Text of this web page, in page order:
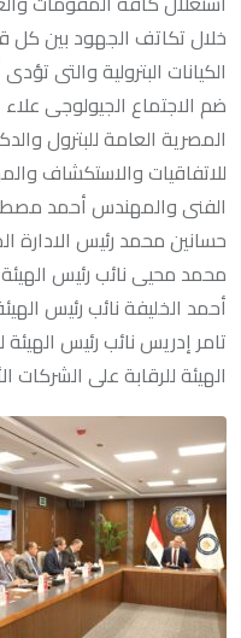
خلال تكاتف الجهود بين كل
الكيانات البترولية والتى
ضم الاجتماع الجيولوجى علاء
المصرية العامة للبترول
للاتفاقيات والاستكشاف
الفنى والمهندس أحمد
حسانين محمد رئيس الادارة
محمد محيى نائب رئيس
أحمد الخليفة نائب رئيس
تامر إدريس نائب رئيس الهيئة
الهيئة للرقابة على الشركات